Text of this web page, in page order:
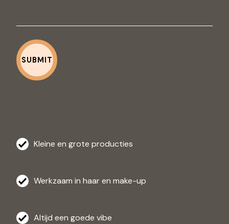
Kleine en grote producties
Werkzaam in haar en make-up
Altijd een goede vibe